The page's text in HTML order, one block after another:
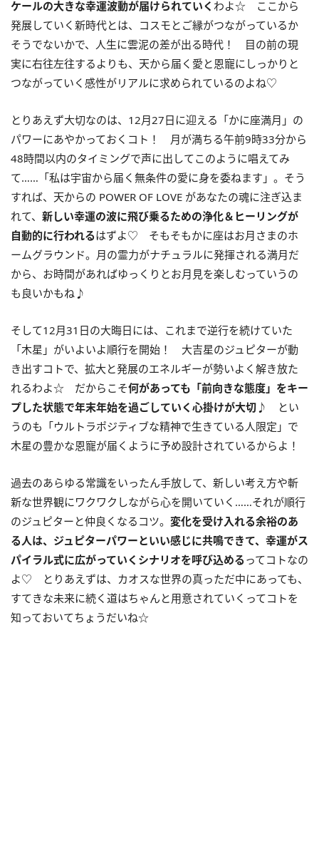
ケールの大きな幸運波動が届けられていく わよ☆ ここから
発展していく新時代とは、コスモとご縁がつながっているか
そうでないかで、人生に雲泥の差が出る時代！ 目の前の現
実に右往左往するよりも、天から届く愛と恩寵にしっかりと
つながっていく感性がリアルに求められているのよね♡
とりあえず大切なのは、12月27日に迎える「かに座満月」の
パワーにあやかっておくコト！ 月が満ちる午前9時33分から
48時間以内のタイミングで声に出してこのように唱えてみ
て……「私は宇宙から届く無条件の愛に身を委ねます」。そう
すれば、天からの POWER OF LOVE があなたの魂に注ぎ込ま
れて、 新しい幸運の波に飛び乗るための浄化＆ヒーリングが
自動的に行われるはずよ♡ そもそもかに座はお月さまのホ
ームグラウンド。月の霊力がナチュラルに発揮される満月だ
から、お時間があればゆっくりとお月見を楽しむっていうの
も良いかもね♪
そして12月31 日の大晦日には、これまで逆行を続けていた
「木星」がいよいよ順行を開始！ 大吉星のジュピターが動
き出すコトで、拡大と発展のエネルギーが勢いよく解き放た
れるわよ☆ だからこそ何があっても「前向きな態度」をキー
プした状態で年末年始を過ごしていく心掛けが大切 ♪ とい
うのも「ウルトラポジティブな精神で生きている人限定」で
木星の豊かな恩寵が届くように予め設計されているからよ！
過去のあらゆる常識をいったん手放して、新しい考え方や斬
新な世界観にワクワクしながら心を開いていく……それが順行
のジュピターと仲良くなるコツ。 変化を受け入れる余裕のあ
る人は、ジュピターパワーといい感じに共鳴できて、幸運がス
パイラル式に広がっていくシナリオを呼び込める ってコトなの
よ♡ とりあえずは、カオスな世界の真っただ中にあっても、
すてきな未来に続く道はちゃんと用意されていくってコトを
知っておいてちょうだいね☆